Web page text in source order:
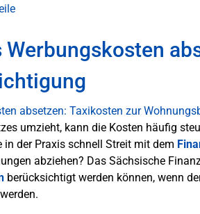
umzieht, kann die Kosten häufig
in der Praxis schnell Streit mit dem
abziehen? Das Sächsische
berücksichtigt werden können, wenn